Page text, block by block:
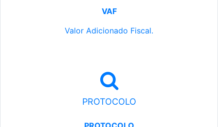
VAF
Valor Adicionado Fiscal.
PROTOCOLO